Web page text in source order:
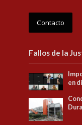
Contacto
Fallos de la
en